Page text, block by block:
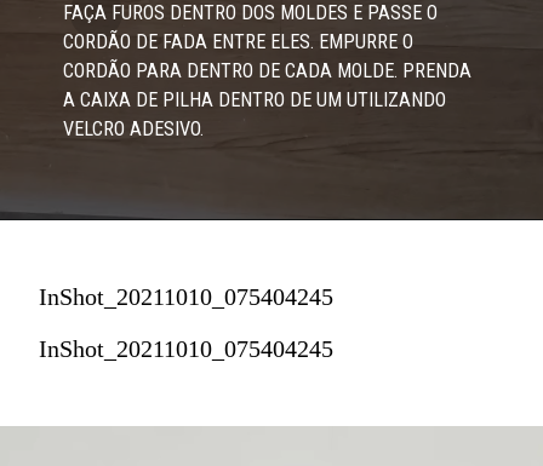
FAÇA FUROS DENTRO DOS MOLDES E PASSE O
CORDÃO DE FADA ENTRE ELES. EMPURRE O
CORDÃO PARA DENTRO DE CADA MOLDE. PRENDA
A CAIXA DE PILHA DENTRO DE UM UTILIZANDO
VELCRO ADESIVO.
InShot_20211010_075404245
InShot_20211010_075404245